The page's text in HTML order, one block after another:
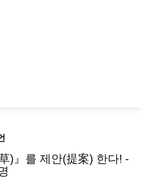
)』를 제안(提案) 한다! -